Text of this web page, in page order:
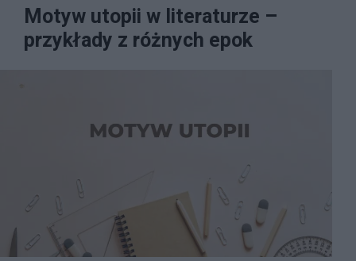
Motyw utopii w literaturze –
przykłady z różnych epok